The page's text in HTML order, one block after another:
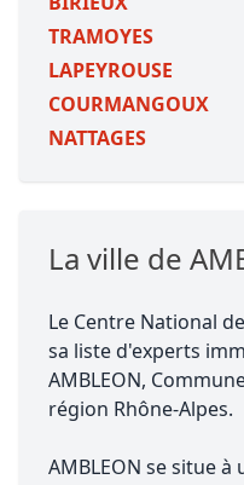
TRAMOYES
LAPEYROUSE
COURMANGOUX
NATTAGES
La ville de
Le Centre National
sa liste d'experts
AMBLEON,
région Rhône-Alpes.
AMBLEON se situe